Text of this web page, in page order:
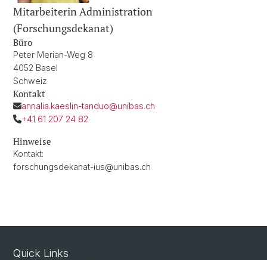
Mitarbeiterin Administration
(Forschungsdekanat)
Büro
Peter Merian-Weg 8
4052 Basel
Schweiz
Kontakt
annalia.kaeslin-tanduo@unibas.ch
+41 61 207 24 82
Hinweise
Kontakt:
forschungsdekanat-ius@unibas.ch
Quick Links